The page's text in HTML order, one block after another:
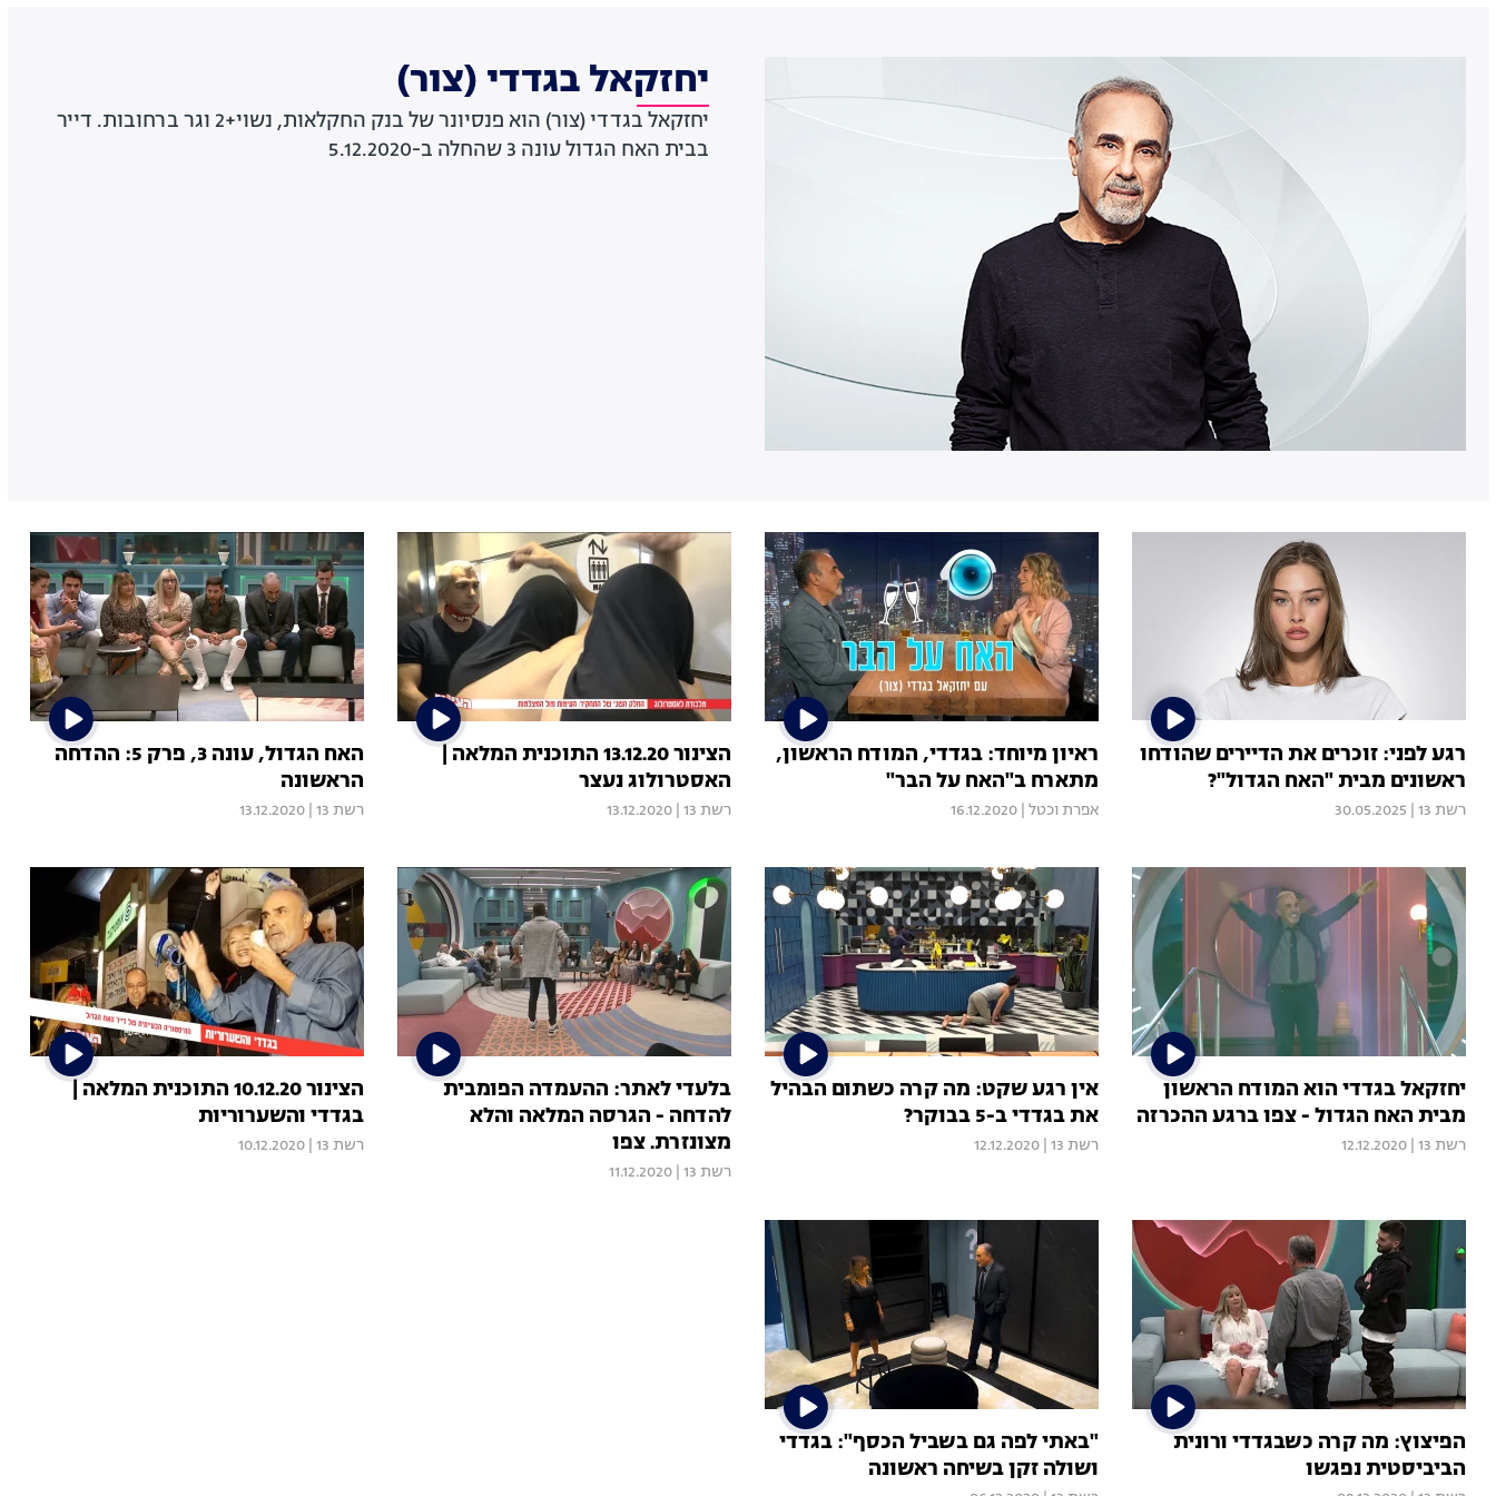
יחזקאל בגדדי (צור)
יחזקאל בגדדי (צור) הוא פנסיונר של בנק החקלאות, נשוי+2 וגר ברחובות. דייר
בבית האח הגדול עונה 3 שהחלה ב-5.12.2020
רגע לפני: זוכרים את הדיירים שהודחו
ראשונים מבית "האח הגדול"?
רשת 13 30.05.2025
ראיון מיוחד: בגדדי, המודח הראשון,
מתארח ב"האח על הבר"
אפרת וכטל 16.12.2020
הצינור 13.12.20 התוכנית המלאה |
האסטרולוג נעצר
רשת 13 13.12.2020
האח הגדול, עונה 3, פרק 5: ההדחה
הראשונה
רשת 13 13.12.2020
יחזקאל בגדדי הוא המודח הראשון
מבית האח הגדול - צפו ברגע ההכרזה
רשת 13 12.12.2020
אין רגע שקט: מה קרה כשתום הבהיל
את בגדדי ב-5 בבוקר?
רשת 13 12.12.2020
בלעדי לאתר: ההעמדה הפומבית
להדחה - הגרסה המלאה והלא
מצונזרת. צפו
רשת 13 11.12.2020
הצינור 10.12.20 התוכנית המלאה |
בגדדי והשערוריות
רשת 13 10.12.2020
הפיצוץ: מה קרה כשבגדדי ורונית
הביביסטית נפגשו
"באתי לפה גם בשביל הכסף": בגדדי
ושולה זקן בשיחה ראשונה